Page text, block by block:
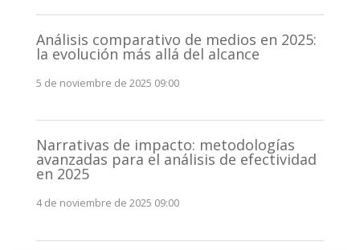
Análisis comparativo de medios en 2025:
la evolución más allá del alcance
5 de noviembre de 2025 09:00
Narrativas de impacto: metodologías
avanzadas para el análisis de efectividad
en 2025
4 de noviembre de 2025 09:00